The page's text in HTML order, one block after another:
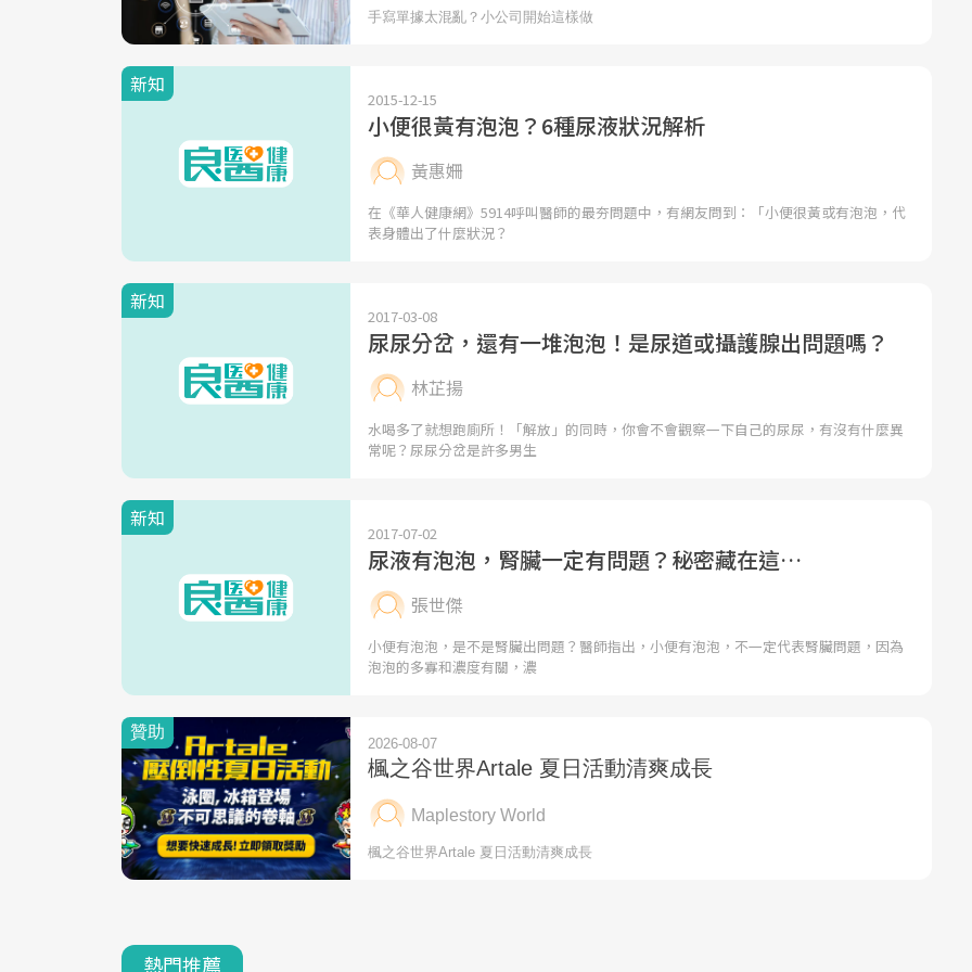
新知
2015-12-15
小便很黃有泡泡？6種尿液狀況解析
黃惠姍
在《華人健康網》5914呼叫醫師的最夯問題中，有網友問到：「小便很黃或有泡泡，代
表身體出了什麼狀況？
新知
2017-03-08
尿尿分岔，還有一堆泡泡！是尿道或攝護腺出問題嗎？
林芷揚
水喝多了就想跑廁所！「解放」的同時，你會不會觀察一下自己的尿尿，有沒有什麼異
常呢？尿尿分岔是許多男生
新知
2017-07-02
尿液有泡泡，腎臟一定有問題？秘密藏在這…
張世傑
小便有泡泡，是不是腎臟出問題？醫師指出，小便有泡泡，不一定代表腎臟問題，因為
泡泡的多寡和濃度有關，濃
熱門推薦